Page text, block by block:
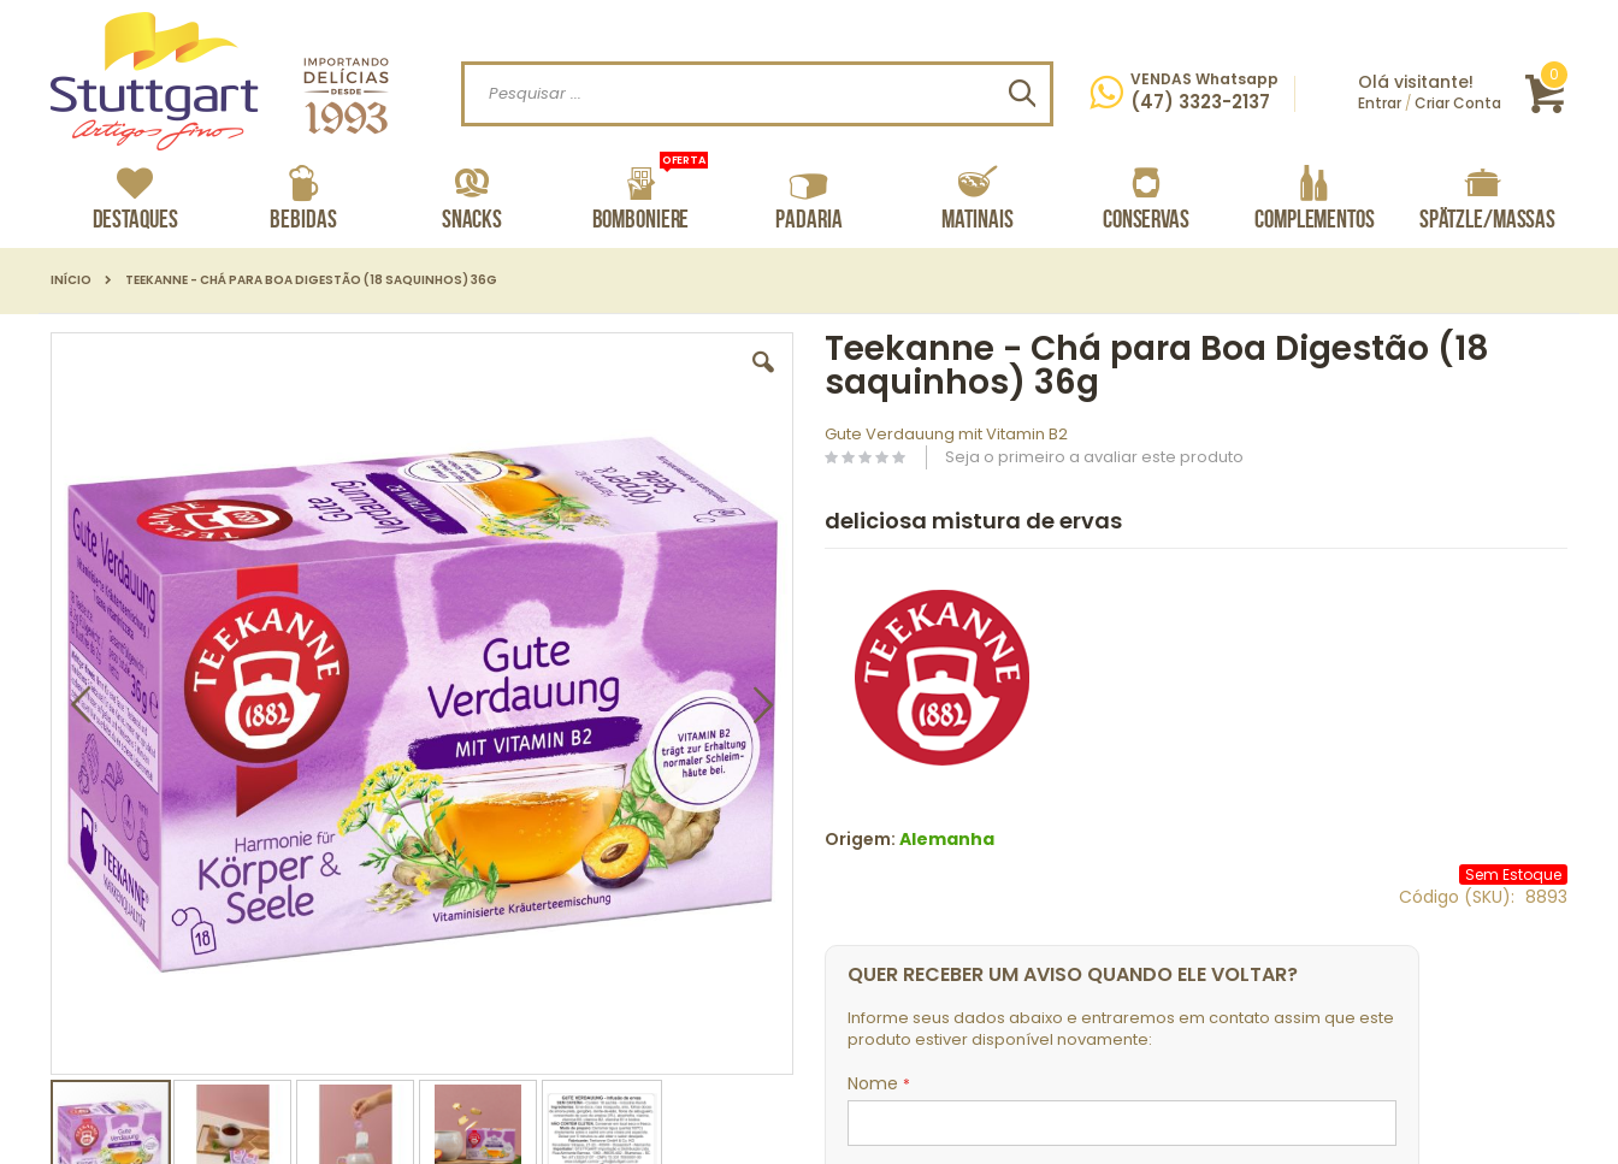
Procurar
Procurar VENDAS Whatsapp
(47) 3323-2137
Olá visitante!
Entrar /Criar Conta
0 itens
Destaques Bebidas Snacks Bomboniere
OFERTA
Padaria Matinais Conservas Complementos Spätzle/Massas
INÍCIO TEEKANNE - CHÁ PARA BOA DIGESTÃO (18 SAQUINHOS) 36G
imagens
Teekanne - Chá para Boa Digestão (18
saquinhos) 36g
Gute Verdauung mit Vitamin B2
Seja o primeiro a avaliar este produto
deliciosa mistura de ervas
Origem: Alemanha
Sem Estoque
Código (SKU) 8893
QUER RECEBER UM AVISO QUANDO ELE VOLTAR?
Informe seus dados abaixo e entraremos em contato assim que este
produto estiver disponível novamente:
Nome